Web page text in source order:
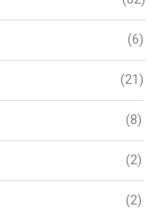
(6)
(21)
(8)
(2)
(2)